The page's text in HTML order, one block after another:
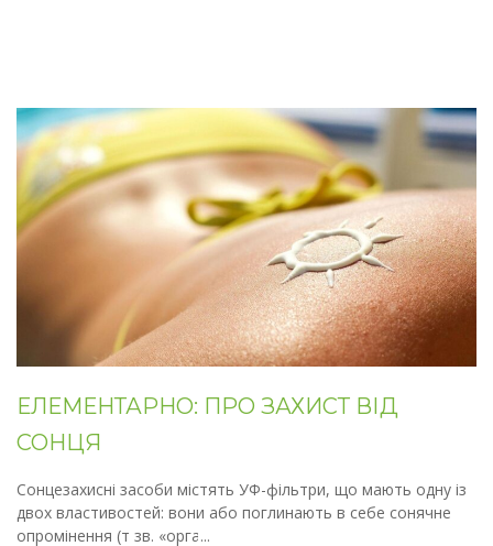
ЕЛЕМЕНТАРНО: ПРО ЗАХИСТ ВІД
СОНЦЯ
Сонцезахисні засоби містять УФ-фільтри, що мають одну із
двох властивостей: вони або поглинають в себе сонячне
опромінення (т зв. «органі